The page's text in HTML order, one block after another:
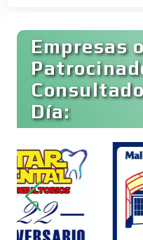
Basculas
Bebidas
Belleza
Bordados y
Empresas
Día: